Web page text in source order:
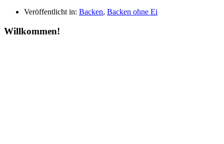
Veröffentlicht in: Backen, Backen ohne Ei
Willkommen!